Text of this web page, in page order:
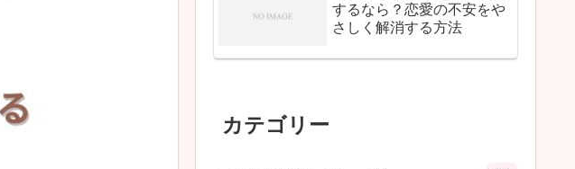
するなら？恋愛の不安をや
さしく解消する方法
カテゴリー